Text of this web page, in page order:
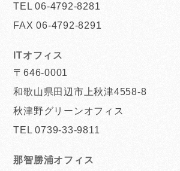
TEL 06-4792-8281
FAX 06-4792-8291
ITオフィス
〒646-0001
和歌山県田辺市上秋津4558-8
秋津野グリーンオフィス
TEL 0739-33-9811
那智勝浦オフィス